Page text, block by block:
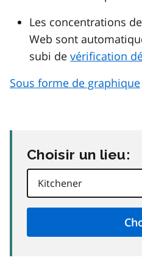
Les concentrations
Web sont
subi de vérification
Sous forme de graphique
Choisir un lieu: